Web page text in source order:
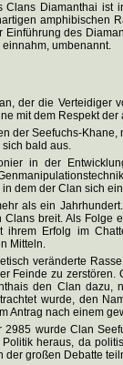
Clans Diamanthai ist
amphibischen
Einführung des
umbenannt.
der die Verteidiger
mit dem Respekt
der Seefuchs-
bald aus.
in der
dem der Clan sich
als ein
Clans breit. Als Folge
ihrem Erfolg im
Mitteln.
veränderte
Feinde zu
den Clan dazu,
wurde, den
Antrag nach einem
2985 wurde Clan
heraus, da
der großen Debatte